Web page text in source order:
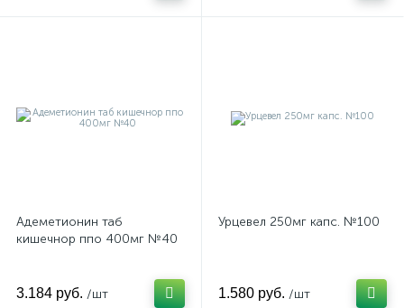
Адеметионин таб
кишечнор ппо 400мг №40
3.184 руб. /шт
Урцевел 250мг капс. №100
1.580 руб. /шт